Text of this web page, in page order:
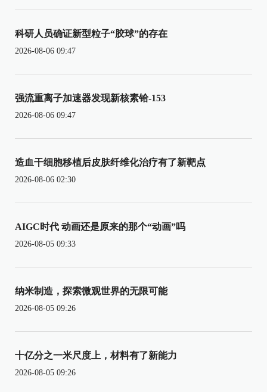
科研人员确证新型粒子“胶球”的存在
2026-08-06 09:47
强流重离子加速器发现新核素铪-153
2026-08-06 09:47
造血干细胞移植后皮肤纤维化治疗有了新靶点
2026-08-06 02:30
AIGC时代 动画还是原来的那个“动画”吗
2026-08-05 09:33
纳米制造，探索微观世界的无限可能
2026-08-05 09:26
十亿分之一米尺度上，材料有了新能力
2026-08-05 09:26